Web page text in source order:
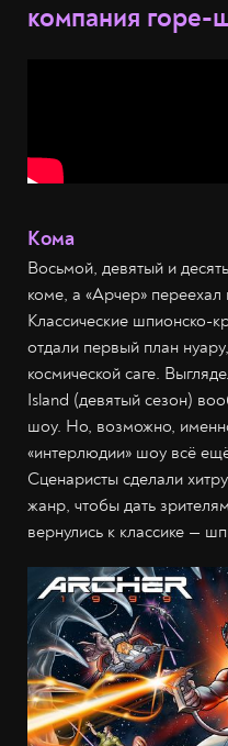
компания горе-
Кома
Восьмой, девятый и
коме, а «Арчер» переехал
Классические шпионско-
отдали первый план
космической саге.
Island (девятый сезон)
шоу. Но, возможно,
«интерлюдии» шоу всё
Сценаристы сделали
жанр, чтобы дать
вернулись к классике —